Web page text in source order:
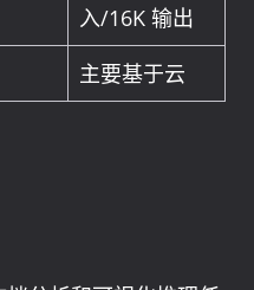
入/16K 输出
主要基于云